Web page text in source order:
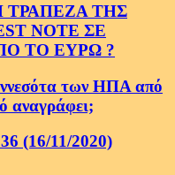
ΤΡΑΠΕΖΑ ΤΗΣ
NOTE ΣΕ
ΤΟ ΕΥΡΩ ?
των ΗΠΑ από
αναγράφει;
(16/11/2020)